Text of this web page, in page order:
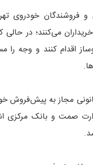
و فروشندگان خودروی
می‌کنند؛ در حالی
اقدام کنند و وجه را
قانونی مجاز به
صمت و بانک مرکزی